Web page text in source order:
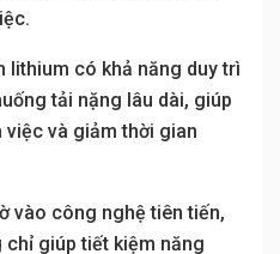
lithium có khả năng duy trì
tải nặng lâu dài, giúp
và giảm thời gian
vào công nghệ tiên tiến,
giúp tiết kiệm năng